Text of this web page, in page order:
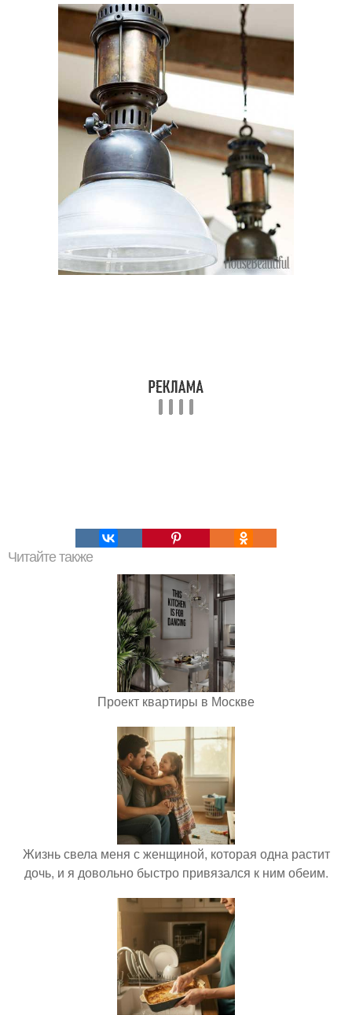
Читайте также
Проект квартиры в Москве
Жизнь свела меня с женщиной, которая одна растит
дочь, и я довольно быстро привязался к ним обеим.